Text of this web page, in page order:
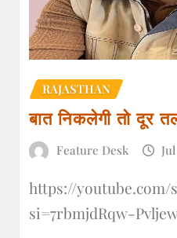
RAJASTHAN
बात निकलेगी तो दूर
Feature Desk
https://youtube.com/
si=7rbmjdRqw-